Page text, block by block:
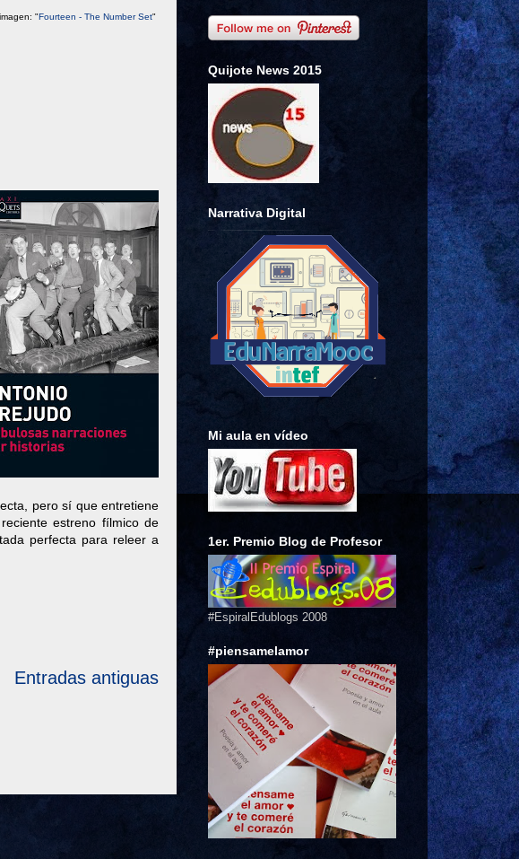
"Fourteen - The Number Set"
pero sí que entretiene
estreno fílmico de
perfecta para releer a
Entradas antiguas
Quijote News 2015
Narrativa Digital
Mi aula en vídeo
1er. Premio Blog de Profesor
#EspiralEdublogs 2008
#piensamelamor